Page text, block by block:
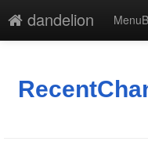
dandelion
最終更新